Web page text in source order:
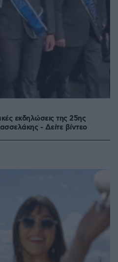
εκδηλώσεις της 25ης
- Δείτε βίντεο